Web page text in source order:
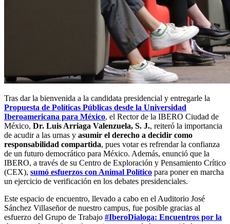
Tras dar la bienvenida a la candidata presidencial y entregarle la
Propuesta de Políticas Públicas desde la Universidad
Iberoamericana para México, el Rector de la IBERO Ciudad de
México, Dr. Luis Arriaga Valenzuela, S. J., reiteró la importancia
de acudir a las urnas y asumir el derecho a decidir como
responsabilidad compartida, pues votar es refrendar la confianza
de un futuro democrático para México. Además, enunció que la
IBERO, a través de su Centro de Exploración y Pensamiento Crítico
(CEX), sumó esfuerzos con Animal Político para poner en marcha
un ejercicio de verificación en los debates presidenciales.
Este espacio de encuentro, llevado a cabo en el Auditorio José
Sánchez Villaseñor de nuestro campus, fue posible gracias al
esfuerzo del Grupo de Trabajo #IberoDialoga: Encuentros por la